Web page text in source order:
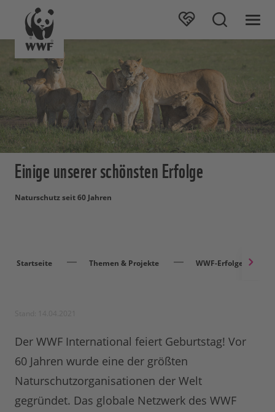
Einige unserer schönsten Erfolge
Naturschutz seit 60 Jahren
Startseite Themen & Projekte WWF-Erfolge
Der WWF International feiert Geburtstag! Vor
60 Jahren wurde eine der größten
Naturschutzorganisationen der Welt
gegründet. Das globale Netzwerk des WWF